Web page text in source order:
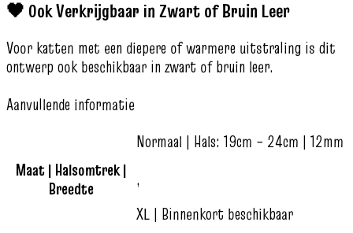
🖤 Ook Verkrijgbaar in Zwart of Bruin Leer
Voor katten met een diepere of warmere uitstraling is dit
ontwerp ook beschikbaar in zwart of bruin leer.
Aanvullende informatie
Maat | Halsomtrek |
Breedte
Normaal | Hals: 19cm – 24cm | 12mm
,
XL | Binnenkort beschikbaar